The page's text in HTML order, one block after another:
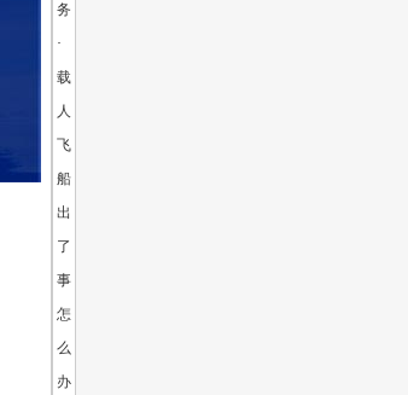
务？
·
载
人
飞
船
出
了
事
怎
么
办？